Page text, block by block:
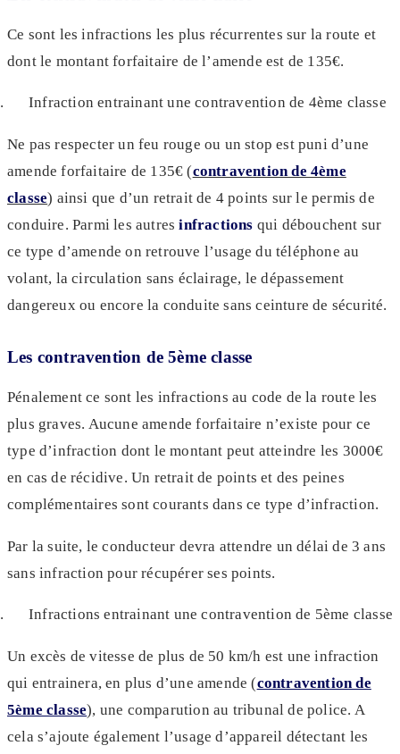
Ce sont les infractions les plus récurrentes sur la route et
dont le montant forfaitaire de l’amende est de 135€.
Infraction entrainant une contravention de 4ème classe
Ne pas respecter un feu rouge ou un stop est puni d’une
amende forfaitaire de 135€ (contravention de 4ème
classe) ainsi que d’un retrait de 4 points sur le permis de
conduire. Parmi les autresinfractions qui débouchent sur
ce type d’amende on retrouve l’usage du téléphone au
volant, la circulation sans éclairage, le dépassement
dangereux ou encore la conduite sans ceinture de sécurité.
Les contravention de 5ème classe
Pénalement ce sont les infractions au code de la route les
plus graves. Aucune amende forfaitaire n’existe pour ce
type d’infraction dont le montant peut atteindre les 3000€
en cas de récidive. Un retrait de points et des peines
complémentaires sont courants dans ce type d’infraction.
Par la suite, le conducteur devra attendre un délai de 3 ans
sans infraction pour récupérer ses points.
Infractions entrainant une contravention de 5ème classe
Un excès de vitesse de plus de 50 km/h est une infraction
qui entrainera, en plus d’une amende (contravention de
5ème classe), une comparution au tribunal de police. A
cela s’ajoute également l’usage d’appareil détectant les